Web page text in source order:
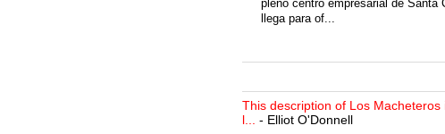
pleno centro empresarial de Santa
llega para of...
This description of Los Macheteros
l...
- Elliot O'Donnell